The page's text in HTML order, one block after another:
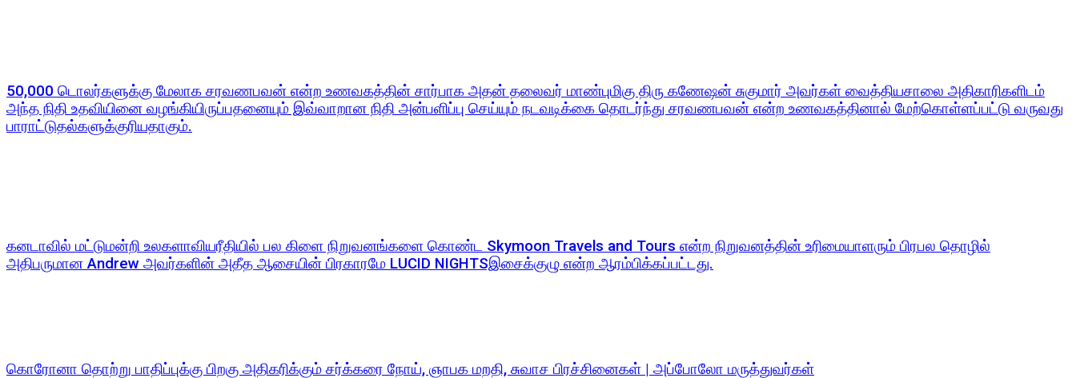
50,000 டொலர்களுக்கு மேலாக சரவணபவன் என்ற உணவகத்தின் சார்பாக அதன் தலைவர் மாண்புமிகு திரு கணேஷன் சுகுமார் அவர்கள் வைத்தியசாலை அதிகாரிகளிடம்
அந்த நிதி உதவியினை வழங்கியிருப்பதனையும் இவ்வாறான நிதி அன்பளிப்பு செய்யும் நடவடிக்கை தொடர்ந்து சரவணபவன் என்ற உணவகத்தினால் மேற்கொள்ளப்பட்டு வருவது
பாராட்டுதல்களுக்குரியதாகும்.
கனடாவில் மட்டுமன்றி உலகளாவியரீதியில் பல கிளை நிறுவனங்களை கொண்ட Skymoon Travels and Tours என்ற நிறுவனத்தின் உரிமையாளரும் பிரபல தொழில்
அதிபருமான Andrew அவர்களின் அதீத ஆசையின் பிரகாரமே LUCID NIGHTSஇசைக்குழு என்ற ஆரம்பிக்கப்பட்டது.
கொரோனா தொற்று பாதிப்புக்கு பிறகு அதிகரிக்கும் சர்க்கரை நோய், ஞாபக மறதி, சுவாச பிரச்சினைகள் | அப்போலோ மருத்துவர்கள்